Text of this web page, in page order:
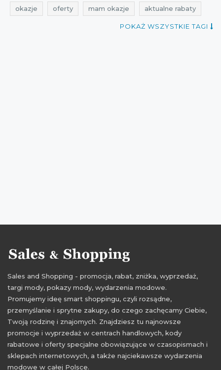
okazje oferty mam okazje aktualne rabaty
rabaty ravelo
POKAŻ WSZYSTKIE TAGI
Sales and Shopping - promocja, rabat, zniżka, wyprzedaż,
targi mody, pokazy mody, wydarzenia modowe.
Promujemy ideę smart shoppingu, czyli rozsądne,
przemyślanie i sprytne zakupy, do czego zachęcamy Ciebie,
Twoją rodzinę i znajomych. Znajdziesz tu najnowsze
promocje i wyprzedaż w centrach handlowych, kody
rabatowe i oferty specjalne obowiązujące w czasopismach i
sklepach internetowych, a także najciekawsze wydarzenia
modowe w całej Polsce.